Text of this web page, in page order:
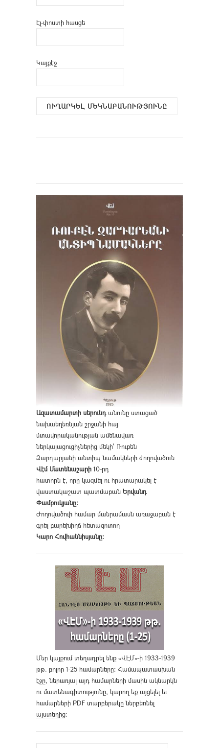
Էլ-փոստի հասցե
Կայքէջ
Ազատամարտի սերունդանունը ստացած
նախաեղեռնյան շրջանի հայ
մտավորականության ամենավառ
ներկայացուցիչներից մեկի՝ Ռուբեն
Զարդարյանի անտիպ նամակների ժողովածուն
Վէմ Մատենաշարի 10-րդ
հատորն է, որը կազմել ու հրատարակել է
վաստակաշատ պատմաբան Երվանդ
Փամբուկյանը։
Ժողովածուի համար մանրամասն առաջաբան է
գրել բարեխիղճ հետազոտող
Կարո Հովհաննիսյանը։
Մեր կայքում տեղադրել ենք «ՎԷՄ»-ի 1933-1939
թթ. բոլոր 1-25 համարները։ Համապատասխան
էջը, ներառյալ այդ համարների մասին ակնարկն
ու մատենագիտությունը, կարող եք այցելել եւ
համարների PDF տարբերակը ներբեռնել
այստեղից։